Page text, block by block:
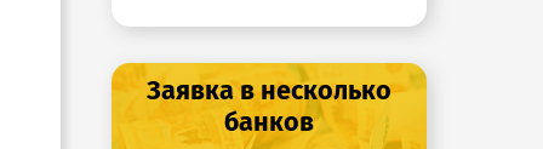
Заявка в несколько
банков